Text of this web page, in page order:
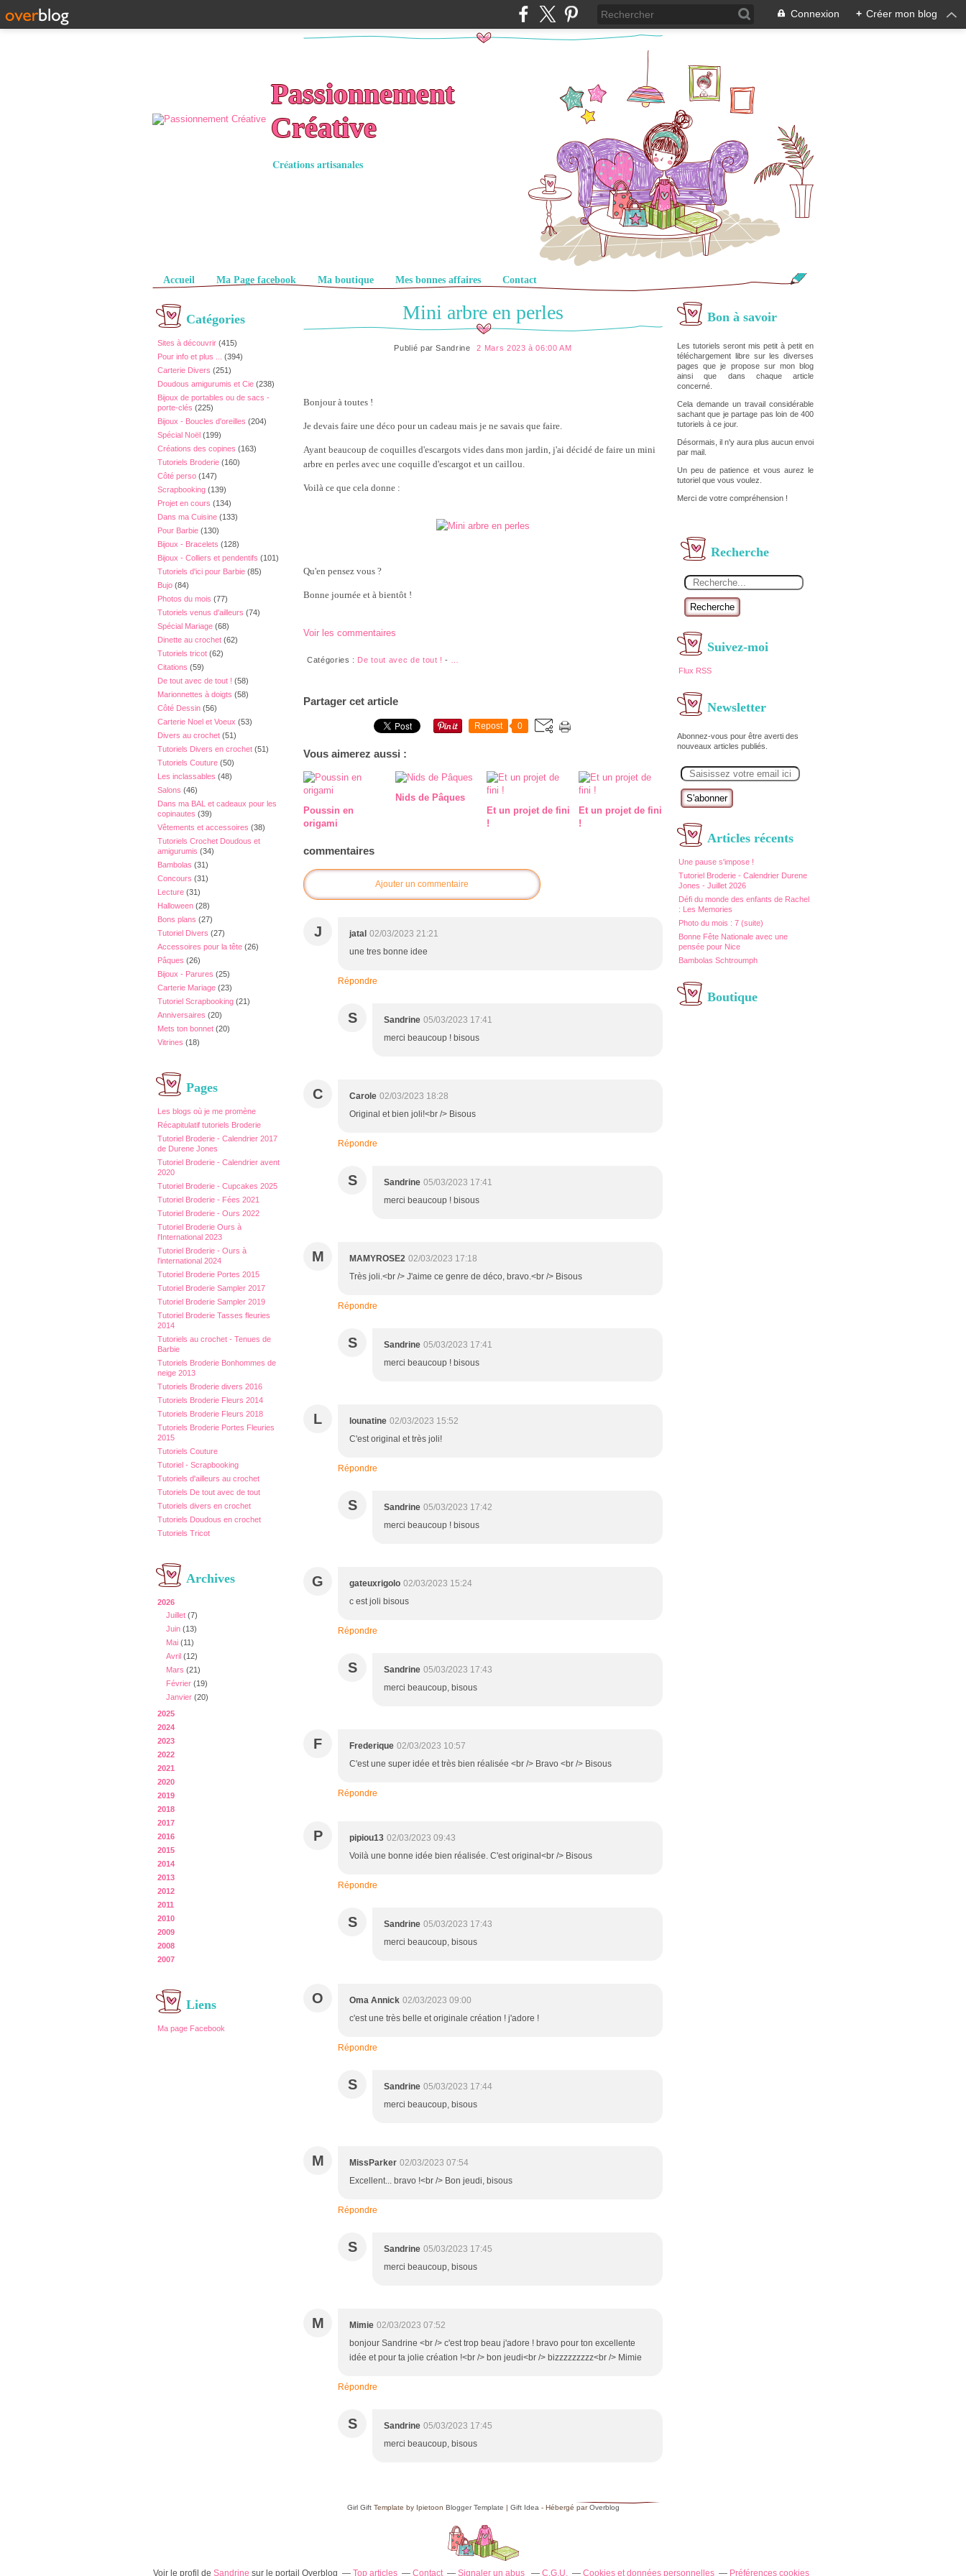
Connexion + Créer mon blog
Passionnement
Créative
Créations artisanales
Pages
Accueil Ma Page facebook Ma boutique Mes bonnes affaires Contact
Catégories
Sites à découvrir (415)
Pour info et plus ...
(394)
Carterie Divers (251)
Doudous amigurumis et Cie (238)
Bijoux de portables ou de sacs -
porte-clés (225)
Bijoux - Boucles d'oreilles (204)
Spécial Noël (199)
Créations des copines (163)
Tutoriels Broderie (160)
Côté perso (147)
Scrapbooking (139)
Projet en cours (134)
Dans ma Cuisine (133)
Pour Barbie (130)
Bijoux - Bracelets (128)
Bijoux - Colliers et pendentifs (101)
Tutoriels d'ici pour Barbie (85)
Bujo (84)
Photos du mois (77)
Tutoriels venus d'ailleurs (74)
Spécial Mariage (68)
Dinette au crochet (62)
Tutoriels tricot (62)
Citations (59)
De tout avec de tout ! (58)
Marionnettes à doigts (58)
Côté Dessin (56)
Carterie Noel et Voeux (53)
Divers au crochet (51)
Tutoriels Divers en crochet (51)
Tutoriels Couture (50)
Les inclassables (48)
Salons (46)
Dans ma BAL et cadeaux pour les
copinautes (39)
Vêtements et accessoires (38)
Tutoriels Crochet Doudous et
amigurumis (34)
Bambolas (31)
Concours (31)
Lecture (31)
Halloween (28)
Bons plans (27)
Tutoriel Divers (27)
Accessoires pour la tête (26)
Pâques (26)
Bijoux - Parures (25)
Carterie Mariage (23)
Tutoriel Scrapbooking (21)
Anniversaires (20)
Mets ton bonnet (20)
Vitrines (18)
Pages
Les blogs où je me promène
Récapitulatif tutoriels Broderie
Tutoriel Broderie - Calendrier 2017
de Durene Jones
Tutoriel Broderie - Calendrier avent
2020
Tutoriel Broderie - Cupcakes 2025
Tutoriel Broderie - Fées 2021
Tutoriel Broderie - Ours 2022
Tutoriel Broderie Ours à
l'International 2023
Tutoriel Broderie - Ours à
l'international 2024
Tutoriel Broderie Portes 2015
Tutoriel Broderie Sampler 2017
Tutoriel Broderie Sampler 2019
Tutoriel Broderie Tasses fleuries
2014
Tutoriels au crochet - Tenues de
Barbie
Tutoriels Broderie Bonhommes de
neige 2013
Tutoriels Broderie divers 2016
Tutoriels Broderie Fleurs 2014
Tutoriels Broderie Fleurs 2018
Tutoriels Broderie Portes Fleuries
2015
Tutoriels Couture
Tutoriel - Scrapbooking
Tutoriels d'ailleurs au crochet
Tutoriels De tout avec de tout
Tutoriels divers en crochet
Tutoriels Doudous en crochet
Tutoriels Tricot
Archives
2026
Juillet (7)
Juin (13)
Mai (11)
Avril (12)
Mars (21)
Février (19)
Janvier (20)
2025
2024
2023
2022
2021
2020
2019
2018
2017
2016
2015
2014
2013
2012
2011
2010
2009
2008
2007
Liens
Ma page Facebook
Bon à savoir
Les tutoriels seront mis petit à petit en
téléchargement libre sur les diverses
pages que je propose sur mon blog
ainsi que dans chaque article
concerné.
Cela demande un travail considérable
sachant que je partage pas loin de 400
tutoriels à ce jour.
Désormais, il n'y aura plus aucun envoi
par mail.
Un peu de patience et vous aurez le
tutoriel que vous voulez.
Merci de votre compréhension !
Recherche
Recherche
Suivez-moi
Flux RSS
Newsletter
Abonnez-vous pour être averti des
nouveaux articles publiés.
m
Articles récents
Une pause s'impose !
Tutoriel Broderie - Calendrier Durene
Jones - Juillet 2026
Défi du monde des enfants de Rachel
: Les Memories
Photo du mois : 7 (suite)
Bonne Fête Nationale avec une
pensée pour Nice
Bambolas Schtroumph
Boutique
Mini arbre en perles
Publié parSandrine 2 Mars 2023 à 06:00 AM
Bonjour à toutes !
Je devais faire une déco pour un cadeau mais je ne savais que faire.
Ayant beaucoup de coquilles d'escargots vides dans mon jardin, j'ai décidé de faire un mini
arbre en perles avec une coquille d'escargot et un caillou.
Voilà ce que cela donne :
Qu'en pensez vous ?
Bonne journée et à bientôt !
Voir les commentaires
Catégories : De tout avec de tout ! -
Partager cet article
Repost 0
Vous aimerez aussi :
Poussin en
origami
Nids de Pâques
Et un projet de fini
!
Et un projet de fini
!
commentaires
Ajouter un commentaire
J jatal 02/03/2023 21:21
une tres bonne idee
Répondre
S Sandrine 05/03/2023 17:41
merci beaucoup ! bisous
C Carole 02/03/2023 18:28
Original et bien joli!<br /> Bisous
Répondre
S Sandrine 05/03/2023 17:41
merci beaucoup ! bisous
M MAMYROSE2 02/03/2023 17:18
Très joli.<br /> J'aime ce genre de déco, bravo.<br /> Bisous
Répondre
S Sandrine 05/03/2023 17:41
merci beaucoup ! bisous
L lounatine 02/03/2023 15:52
C'est original et très joli!
Répondre
S Sandrine 05/03/2023 17:42
merci beaucoup ! bisous
G gateuxrigolo 02/03/2023 15:24
c est joli bisous
Répondre
S Sandrine 05/03/2023 17:43
merci beaucoup, bisous
F Frederique 02/03/2023 10:57
C'est une super idée et très bien réalisée <br /> Bravo <br /> Bisous
Répondre
P pipiou13 02/03/2023 09:43
Voilà une bonne idée bien réalisée. C'est original<br /> Bisous
Répondre
S Sandrine 05/03/2023 17:43
merci beaucoup, bisous
O Oma Annick 02/03/2023 09:00
c'est une très belle et originale création ! j'adore !
Répondre
S Sandrine 05/03/2023 17:44
merci beaucoup, bisous
M MissParker 02/03/2023 07:54
Excellent... bravo !<br /> Bon jeudi, bisous
Répondre
S Sandrine 05/03/2023 17:45
merci beaucoup, bisous
M Mimie 02/03/2023 07:52
bonjour Sandrine <br /> c'est trop beau j'adore ! bravo pour ton excellente
idée et pour ta jolie création !<br /> bon jeudi<br /> bizzzzzzzzz<br /> Mimie
Répondre
S Sandrine 05/03/2023 17:45
merci beaucoup, bisous
Girl GiftTemplate by Ipietoon Blogger Template | Gift Idea - Hébergé parOverblog
Voir le profil de Sandrine sur le portail Overblog Top articles Contact Signaler un abus C.G.U. Cookies et données personnelles Préférences cookies